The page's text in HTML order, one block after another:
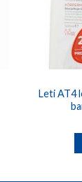
Leti AT4